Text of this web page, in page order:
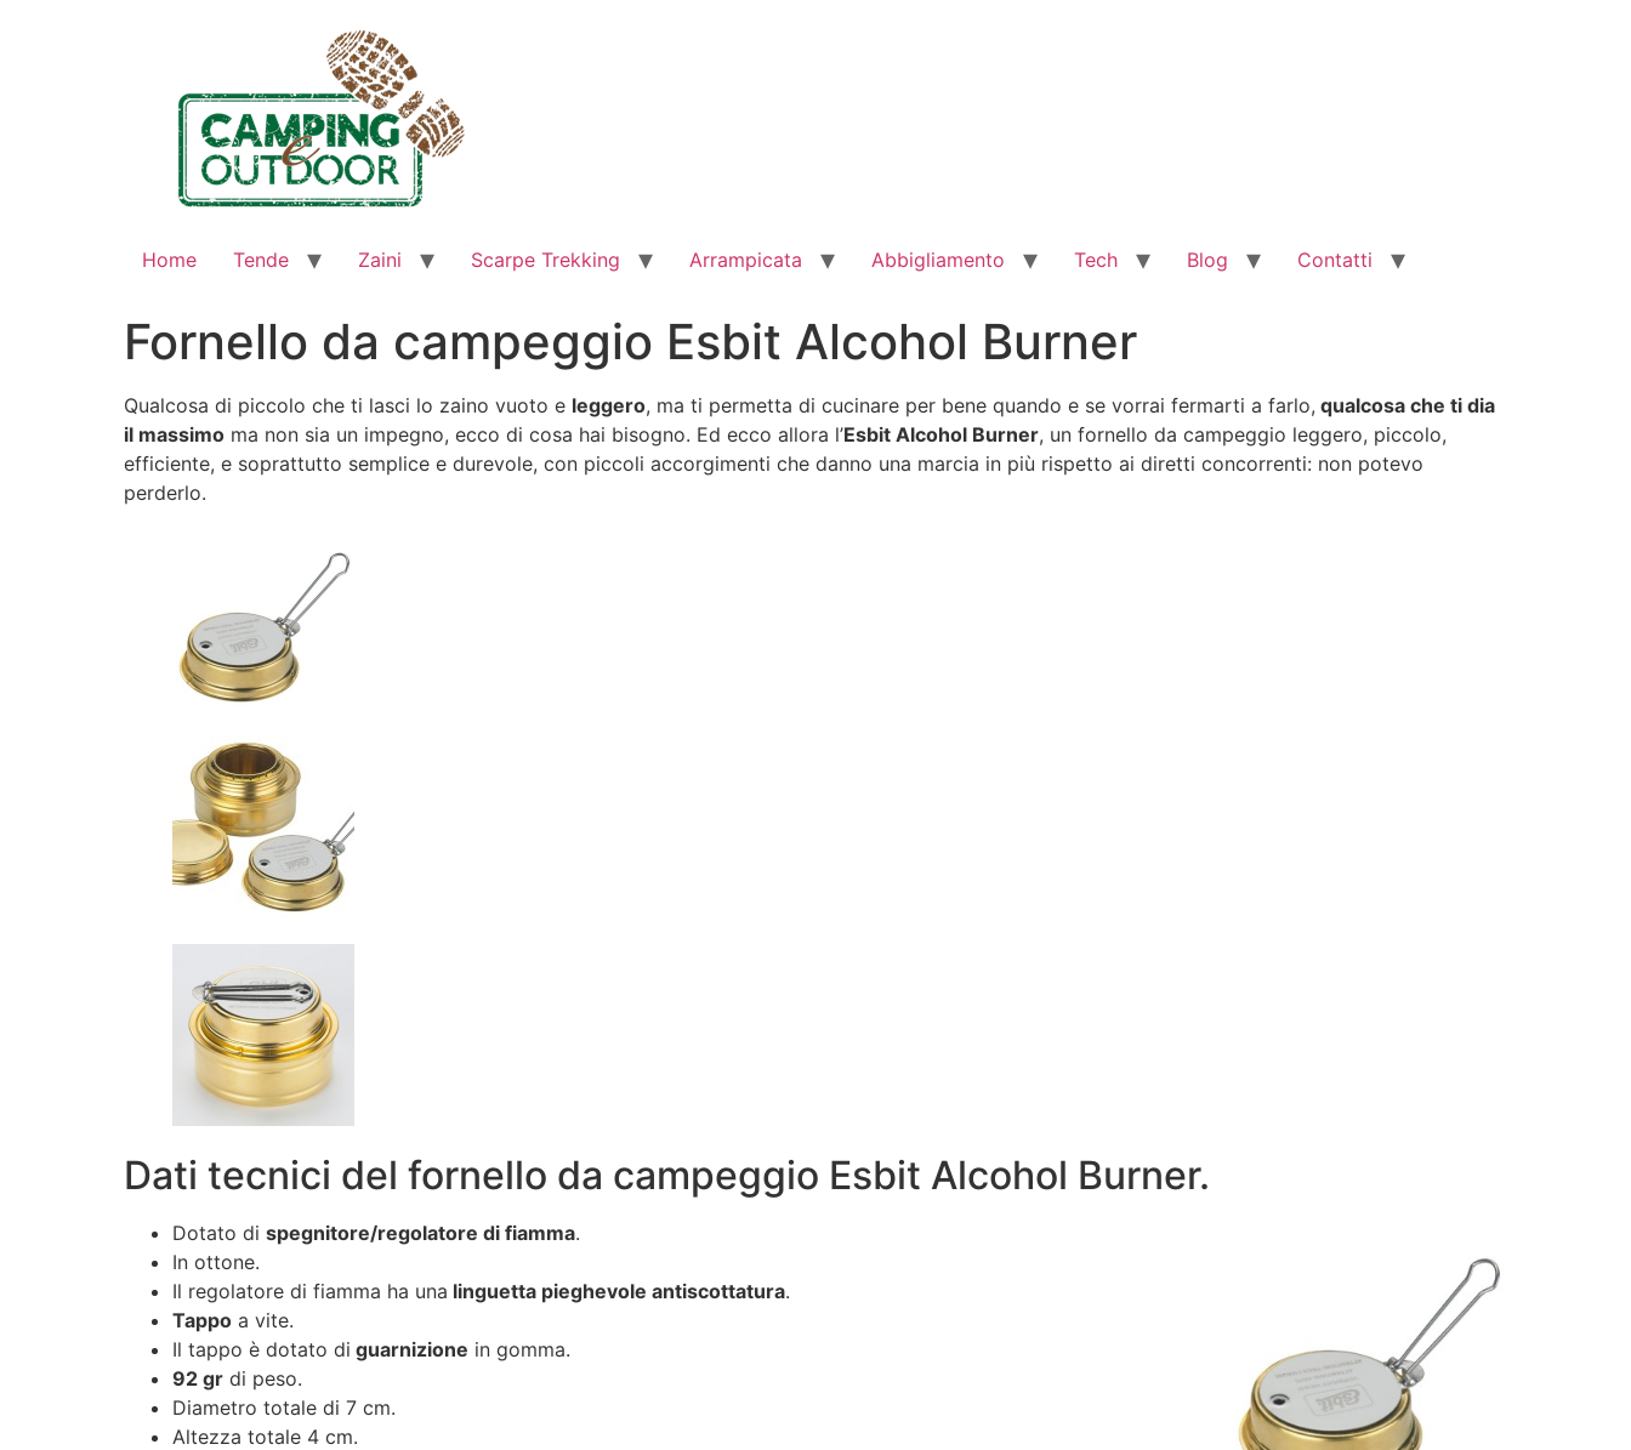
Home Tende Zaini Scarpe Trekking Arrampicata Abbigliamento Tech Blog Contatti
Fornello da campeggio Esbit Alcohol Burner
Qualcosa di piccolo che ti lasci lo zaino vuoto e leggero, ma ti permetta di cucinare per bene quando e se vorrai fermarti a farlo, qualcosa che ti dia
il massimo ma non sia un impegno, ecco di cosa hai bisogno. Ed ecco allora l’Esbit Alcohol Burner, un fornello da campeggio leggero, piccolo,
efficiente, e soprattutto semplice e durevole, con piccoli accorgimenti che danno una marcia in più rispetto ai diretti concorrenti: non potevo
perderlo.
Dati tecnici del fornello da campeggio Esbit Alcohol Burner.
Dotato di spegnitore/regolatore di fiamma.
In ottone.
Il regolatore di fiamma ha una linguetta pieghevole antiscottatura.
Tappo a vite.
Il tappo è dotato di guarnizione in gomma.
92 gr di peso.
Diametro totale di 7 cm.
Altezza totale 4 cm.